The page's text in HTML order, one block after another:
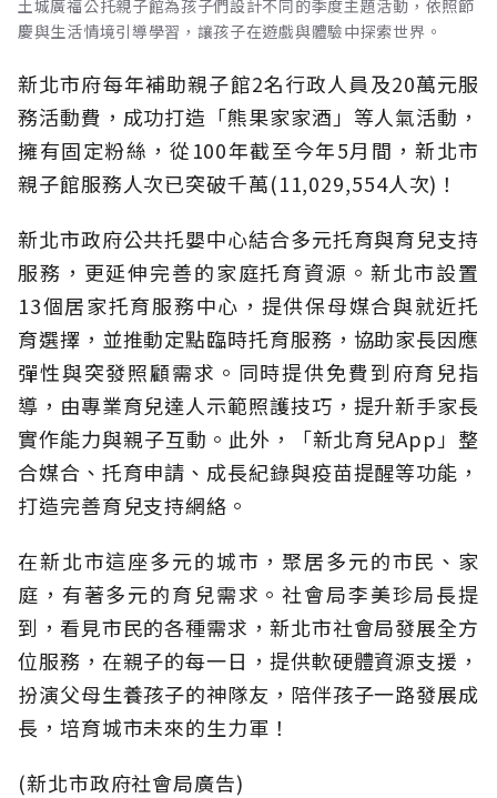
土城廣福公托親子館為孩子們設計不同的季度主題活動，依照節
慶與生活情境引導學習，讓孩子在遊戲與體驗中探索世界。
新北市府每年補助親子館2名行政人員及20萬元服
務活動費，成功打造「熊果家家酒」等人氣活動，
擁有固定粉絲，從100年截至今年5月間，新北市
親子館服務人次已突破千萬(11,029,554人次)！
新北市政府公共托嬰中心結合多元托育與育兒支持
服務，更延伸完善的家庭托育資源。新北市設置
13個居家托育服務中心，提供保母媒合與就近托
育選擇，並推動定點臨時托育服務，協助家長因應
彈性與突發照顧需求。同時提供免費到府育兒指
導，由專業育兒達人示範照護技巧，提升新手家長
實作能力與親子互動。此外，「新北育兒App」整
合媒合、托育申請、成長紀錄與疫苗提醒等功能，
打造完善育兒支持網絡。
在新北市這座多元的城市，聚居多元的市民、家
庭，有著多元的育兒需求。社會局李美珍局長提
到，看見市民的各種需求，新北市社會局發展全方
位服務，在親子的每一日，提供軟硬體資源支援，
扮演父母生養孩子的神隊友，陪伴孩子一路發展成
長，培育城市未來的生力軍！
(新北市政府社會局廣告)